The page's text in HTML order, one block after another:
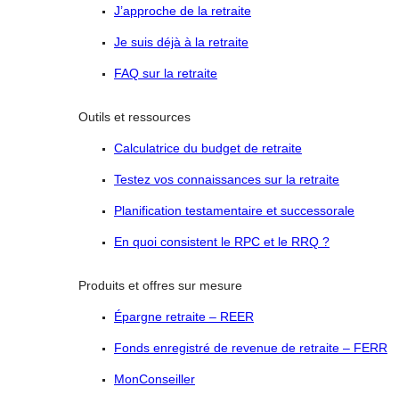
J’approche de la retraite
Je suis déjà à la retraite
FAQ sur la retraite
Outils et ressources
Calculatrice du budget de retraite
Testez vos connaissances sur la retraite
Planification testamentaire et successorale
En quoi consistent le RPC et le RRQ ?
Produits et offres sur mesure
Épargne retraite – REER
Fonds enregistré de revenue de retraite – FERR
MonConseiller